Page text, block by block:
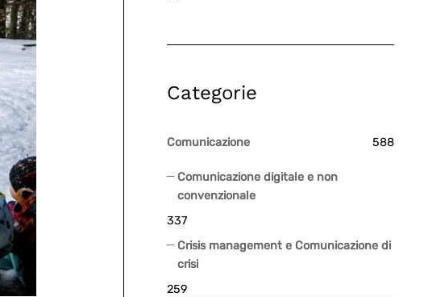
Categorie
Comunicazione 588
Comunicazione digitale e non
convenzionale
337
Crisis management e Comunicazione di
crisi
259